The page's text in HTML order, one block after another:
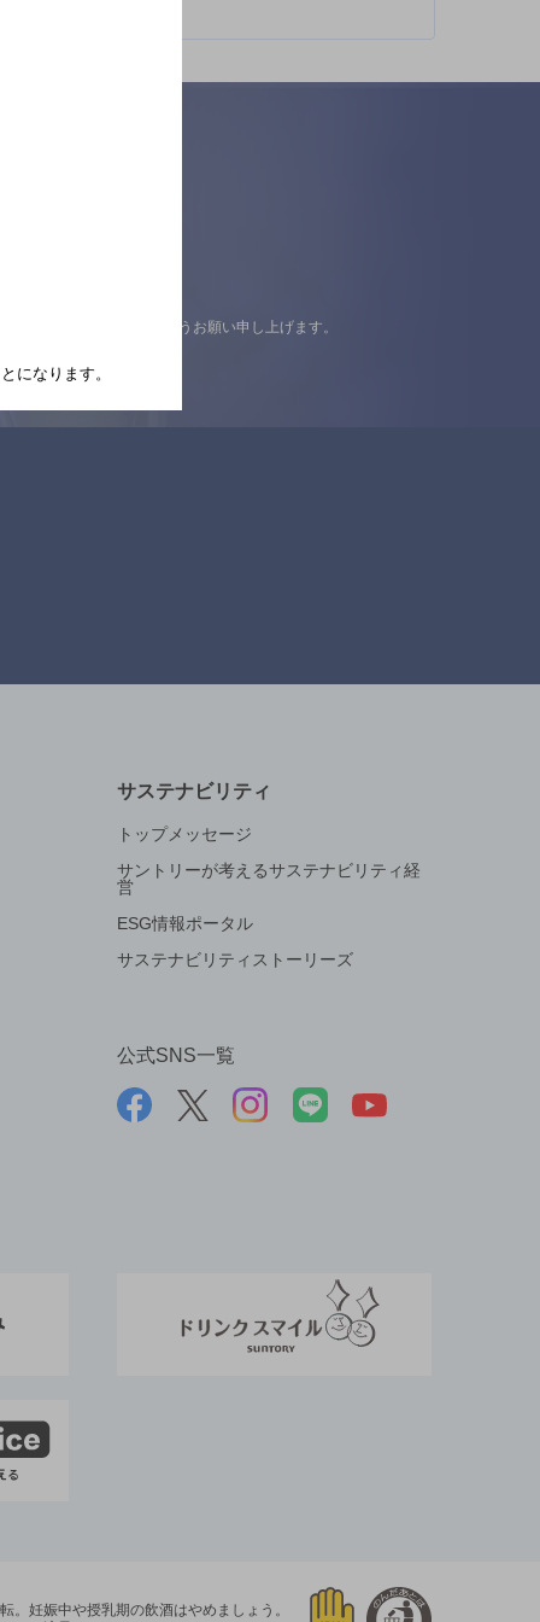
の上ご来店くださいますようお願い申し上げます。
サステナビリティ
トップメッセージ
サントリーが考えるサステナビリティ経
営
ESG情報ポータル
サステナビリティストーリーズ
公式SNS一覧
。 妊娠中や授乳期の飲酒はやめましょう。
になります。